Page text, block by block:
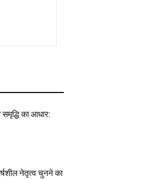
का आधार:
नेतृत्व चुनने का